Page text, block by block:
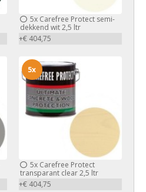
5xCarefree Protect semi-
dekkend wit 2,5 ltr
+€ 404,75
5xCarefree Protect
transparant clear 2,5 ltr
+€ 404,75
5x